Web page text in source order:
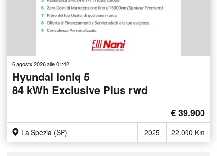
6 agosto 2026 alle 01:42
Hyundai Ioniq 5
84 kWh Exclusive Plus rwd
€ 39.900
La Spezia (SP) 2025 22.000 Km